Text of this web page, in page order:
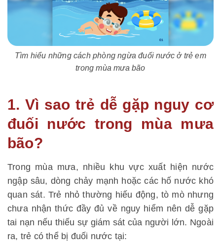
Tìm hiểu những cách phòng ngừa đuối nước ở trẻ em
trong mùa mưa bão
1. Vì sao trẻ dễ gặp nguy cơ
đuối nước trong mùa mưa
bão?
Trong mùa mưa, nhiều khu vực xuất hiện nước
ngập sâu, dòng chảy mạnh hoặc các hố nước khó
quan sát. Trẻ nhỏ thường hiếu động, tò mò nhưng
chưa nhận thức đầy đủ về nguy hiểm nên dễ gặp
tai nạn nếu thiếu sự giám sát của người lớn. Ngoài
ra, trẻ có thể bị đuối nước tại: